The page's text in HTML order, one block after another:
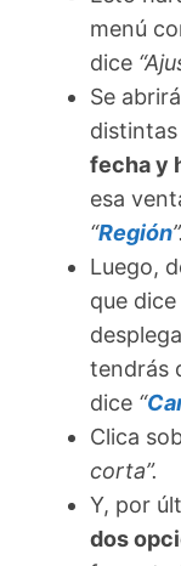
menú
dice
Se
fecha y
esa
“Región”.
Luego,
que dice
tendrás
dice “
Clica
corta”.
Y, por
dos